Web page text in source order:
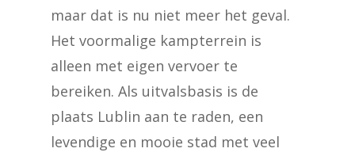
maar dat is nu niet meer het geval.
Het voormalige kampterrein is
alleen met eigen vervoer te
bereiken. Als uitvalsbasis is de
plaats Lublin aan te raden, een
levendige en mooie stad met veel